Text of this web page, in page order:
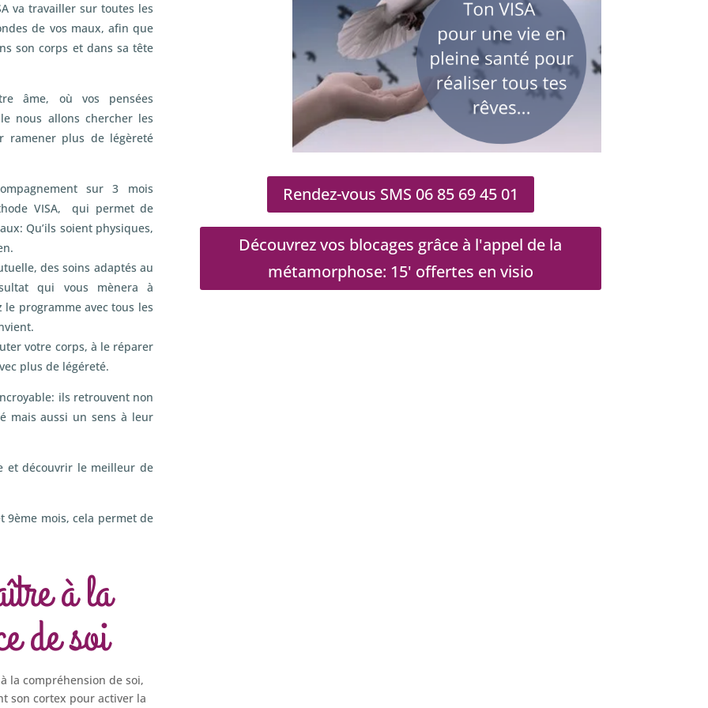
va travailler sur toutes les
de vos maux, afin que
son corps et dans sa tête
âme, où vos pensées
nous allons chercher les
ramener plus de légèreté
sur 3 mois
VISA, qui permet de
Qu’ils soient physiques,
des soins adaptés au
qui vous mènera à
programme avec tous les
votre corps, à le réparer
plus de légéreté.
ils retrouvent non
mais aussi un sens à leur
et découvrir le meilleur de
9ème mois, cela permet de
à la
de soi
la compréhension de soi,
son cortex pour activer la
Rendez-vous SMS 06 85 69 45 01
Découvrez vos blocages grâce à l'appel de la
métamorphose: 15' offertes en visio